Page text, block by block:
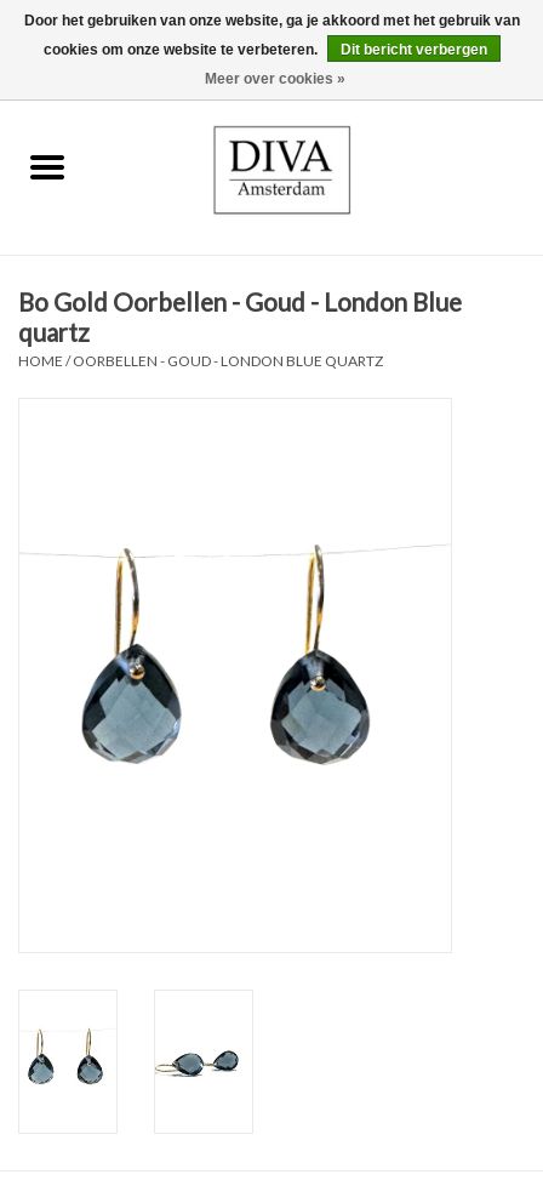
0 Artikelen - €0,00
Oorbellen
Over DIVA
Bo Gold Oorbellen - Goud - London Blue
quartz
HOME /OORBELLEN - GOUD - LONDON BLUE QUARTZ
Door het gebruiken van onze website, ga je akkoord met het gebruik van
cookies om onze website te verbeteren.
Dit bericht verbergen
Meer over cookies »